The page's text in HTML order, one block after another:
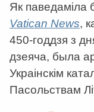
Як паведаміла
Vatican News,
450-годдзя з
дзеяча, была
Украінскім
Пасольствам